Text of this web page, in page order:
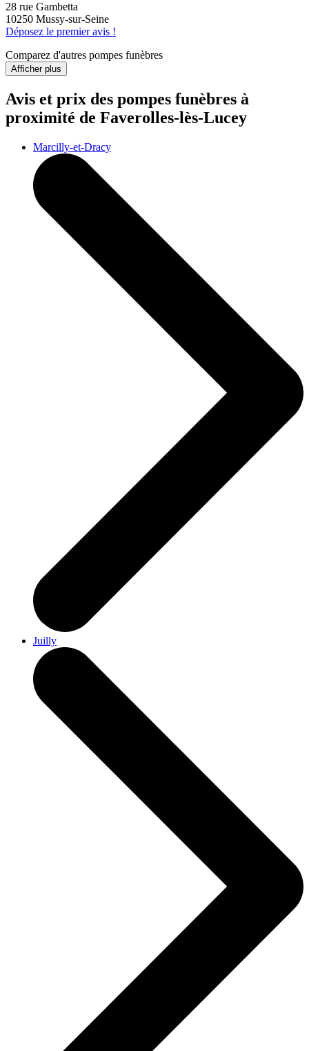
28 rue Gambetta
10250 Mussy-sur-Seine
Déposez le premier avis !
Comparez d'autres pompes funèbres
Afficher plus
Avis et prix des pompes funèbres à
proximité de Faverolles-lès-Lucey
Marcilly-et-Dracy
Juilly